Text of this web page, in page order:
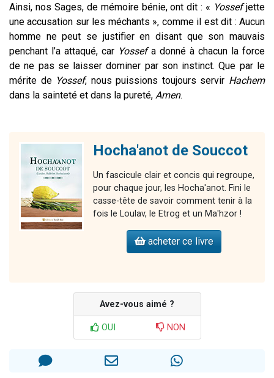
Ainsi, nos Sages, de mémoire bénie, ont dit : « Yossefjette
une accusation sur les méchants », comme il est dit : Aucun
homme ne peut se justifier en disant que son mauvais
penchant l’a attaqué, car Yossefa donné à chacun la force
de ne pas se laisser dominer par son instinct. Que par le
mérite de Yossef, nous puissions toujours servir Hachem
dans la sainteté et dans la pureté, Amen.
Hocha'anot de Souccot
Un fascicule clair et concis qui regroupe,
pour chaque jour, les Hocha'anot. Fini le
casse-tête de savoir comment tenir à la
fois le Loulav, le Etrog et un Ma'hzor !
acheter ce livre
Avez-vous aimé ?
OUI NON